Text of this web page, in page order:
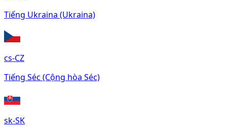
Tiếng Ukraina (Ukraina)
cs-CZ
Tiếng Séc (Cộng hòa Séc)
sk-SK